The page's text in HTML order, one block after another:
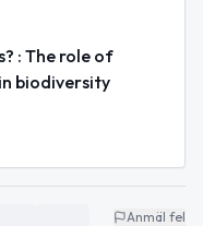
: The role of
biodiversity
Anmäl fel